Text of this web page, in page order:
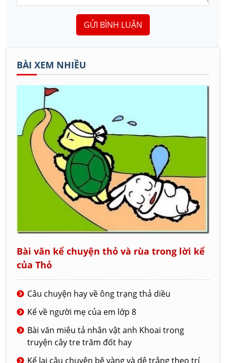
GỬI BÌNH LUẬN
BÀI XEM NHIỀU
Bài văn kể chuyện thỏ và rùa trong lời kể
của Thỏ
Câu chuyện hay về ông trạng thả diều
Kể về người mẹ của em lớp 8
Bài văn miêu tả nhân vật anh Khoai trong
truyện cây tre trăm đốt hay
Kể lại câu chuyện bê vàng và dê trắng theo trí